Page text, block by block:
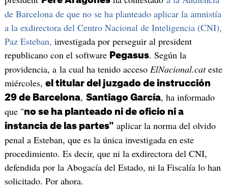
de Barcelona de que no se ha planteado aplicar la amnistía
a la exdirectora del Centro Nacional de Inteligencia (CNI),
Paz Esteban, investigada por perseguir al president
republicano con el software Pegasus. Según la
providencia, a la cual ha tenido acceso ElNacional.cateste
miércoles, el titular del juzgado de instrucción
29 de Barcelona, Santiago García, ha informado
que "no se ha planteado ni de oficio ni a
instancia de las partes" aplicar la norma del olvido
penal a Esteban, que es la única investigada en este
procedimiento. Es decir, que ni la exdirectora del CNI,
defendida por la Abogacía del Estado, ni la Fiscalía lo han
solicitado. Por ahora.